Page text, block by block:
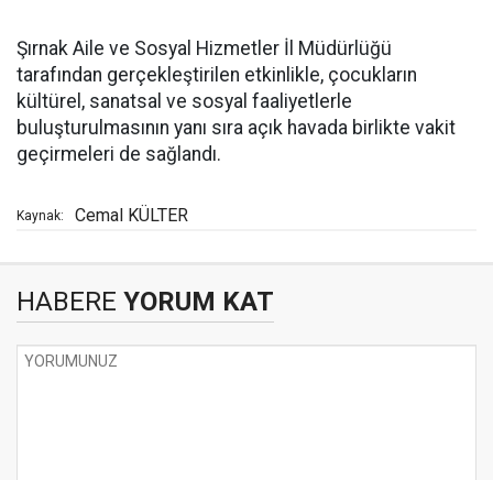
Şırnak Aile ve Sosyal Hizmetler İl Müdürlüğü
tarafından gerçekleştirilen etkinlikle, çocukların
kültürel, sanatsal ve sosyal faaliyetlerle
buluşturulmasının yanı sıra açık havada birlikte vakit
geçirmeleri de sağlandı.
Kaynak: Cemal KÜLTER
HABERE YORUM KAT